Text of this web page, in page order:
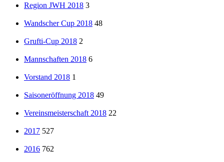
Region JWH 2018 3
Wandscher Cup 2018 48
Grufti-Cup 2018 2
Mannschaften 2018 6
Vorstand 2018 1
Saisoneröffnung 2018 49
Vereinsmeisterschaft 2018 22
2017 527
2016 762